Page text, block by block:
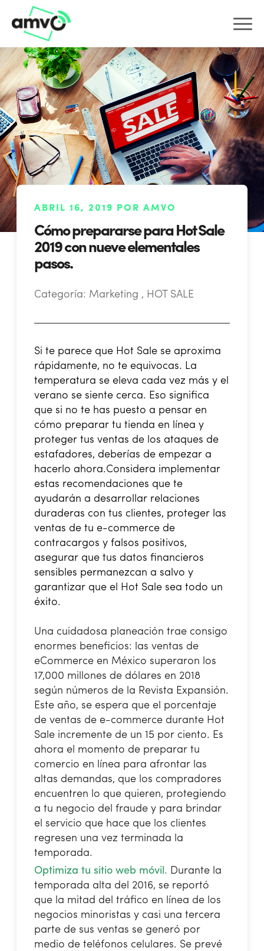
ABRIL 16, 2019 POR AMVO
Cómo prepararse para Hot Sale
2019 con nueve elementales
pasos.
Categoría: Marketing , HOT SALE
Si te parece que Hot Sale se aproxima
rápidamente, no te equivocas. La
temperatura se eleva cada vez más y el
verano se siente cerca. Eso significa
que si no te has puesto a pensar en
cómo preparar tu tienda en línea y
proteger tus ventas de los ataques de
estafadores, deberías de empezar a
hacerlo ahora.Considera implementar
estas recomendaciones que te
ayudarán a desarrollar relaciones
duraderas con tus clientes, proteger las
ventas de tu e-commerce de
contracargos y falsos positivos,
asegurar que tus datos financieros
sensibles permanezcan a salvo y
garantizar que el Hot Sale sea todo un
éxito.
Una cuidadosa planeación trae consigo
enormes beneficios: las ventas de
eCommerce en México superaron los
17,000 millones de dólares en 2018
según números de la Revista Expansión.
Este año, se espera que el porcentaje
de ventas de e-commerce durante Hot
Sale incremente de un 15 por ciento. Es
ahora el momento de preparar tu
comercio en línea para afrontar las
altas demandas, que los compradores
encuentren lo que quieren, protegiendo
a tu negocio del fraude y para brindar
el servicio que hace que los clientes
regresen una vez terminada la
temporada.
Optimiza tu sitio web móvil. Durante la
temporada alta del 2016, se reportó
que la mitad del tráfico en línea de los
negocios minoristas y casi una tercera
parte de sus ventas se generó por
medio de teléfonos celulares. Se prevé